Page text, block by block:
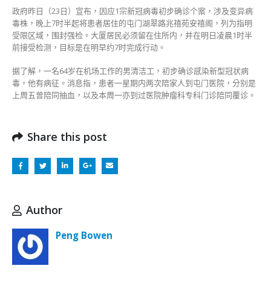
安
禧
阁
围
强
检〉
中
政府昨日（23日）宣布，因应1宗新冠病毒初步确诊个案，涉及变异病
毒株，晚上7时半起将患者居住的屯门湖翠路兆禧苑安禧阁，列为指明
受限区域，围封强检。大厦居民必须留在住所内，并在明日凌晨1时半
前接受检测，目标是在明早约7时完成行动。
据了解，一名64岁在机场工作的男清洁工，初步确诊感染新型冠状病
毒，他有病征。消息指，患者一星期内两次陪家人到屯门医院，分别是
上周五曾陪同抽血，以及本周一亦到过医院肿瘤科专科门诊陪同覆诊。
Share this post
Author
Peng Bowen